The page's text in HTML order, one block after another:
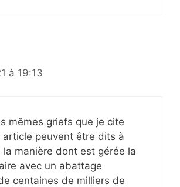
à 19:13
mêmes griefs que je cite
article peuvent être dits à
la manière dont est gérée la
avec un abattage
centaines de milliers de